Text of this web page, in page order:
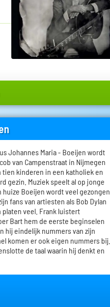
Johannes Maria - Boeijen wordt
van Campenstraat in Nijmegen
kinderen in een katholiek en
gezin. Muziek speelt al op jonge
Boeijen wordt veel gezongen
fans van artiesten als Bob Dylan
platen veel. Frank luistert
Bart hem de eerste beginselen
hij eindelijk nummers van zijn
komen er ook eigen nummers bij.
de taal waarin hij denkt en